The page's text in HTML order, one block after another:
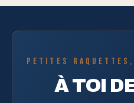
PETITES
À TOI